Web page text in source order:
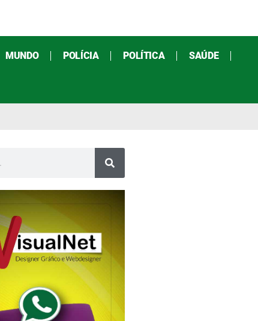
MUNDO POLÍCIA POLÍTICA SAÚDE